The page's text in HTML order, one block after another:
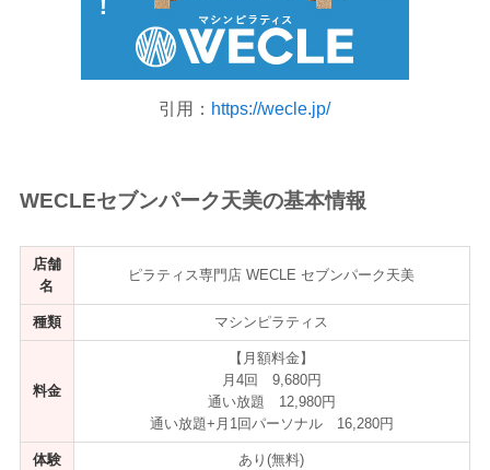
引用： https://wecle.jp/
WECLEセブンパーク天美の基本情報
店舗
名
ピラティス専門店 WECLE セブンパーク天美
種類 マシンピラティス
料金
【月額料金】
月4回 9,680円
通い放題 12,980円
通い放題+月1回パーソナル 16,280円
体験 あり(無料)